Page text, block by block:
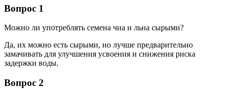
Вопрос 1
Можно ли употреблять семена чиа и льна сырыми?
Да, их можно есть сырыми, но лучше предварительно
замачивать для улучшения усвоения и снижения риска
задержки воды.
Вопрос 2